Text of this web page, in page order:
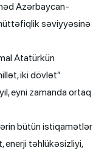
Azərbaycan-
səviyyəsinə
Atatürkün
iki dövlət”
eyni zamanda ortaq
bütün istiqamətlər
enerji təhlükəsizliyi,